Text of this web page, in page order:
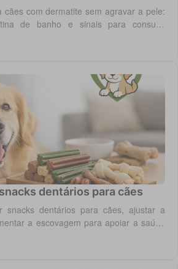
cães com dermatite sem agravar a pele:
de banho e sinais para consulta
dentários para cães
snacks dentários para cães, ajustar a
a escovagem para apoiar a saúde